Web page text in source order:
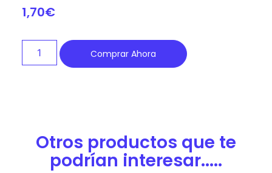
1,70€
Comprar Ahora
Otros productos que te
podrían interesar.....